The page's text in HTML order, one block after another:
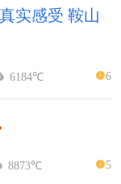
实感受 鞍山
6184℃ 6
8873℃ 5